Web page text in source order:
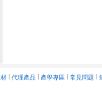
代理產品 產學專區 常見問題